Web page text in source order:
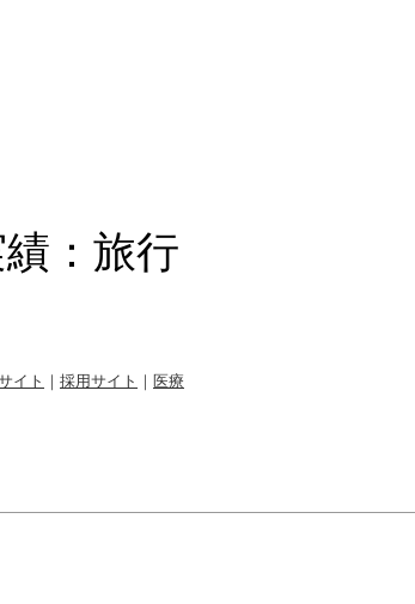
： 旅行
イト ｜ 採用サイト ｜ 医療